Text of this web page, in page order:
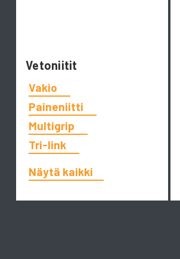
Vetoniitit
Vakio
Paineniitti
Multigrip
Tri-link
Näytä kaikki